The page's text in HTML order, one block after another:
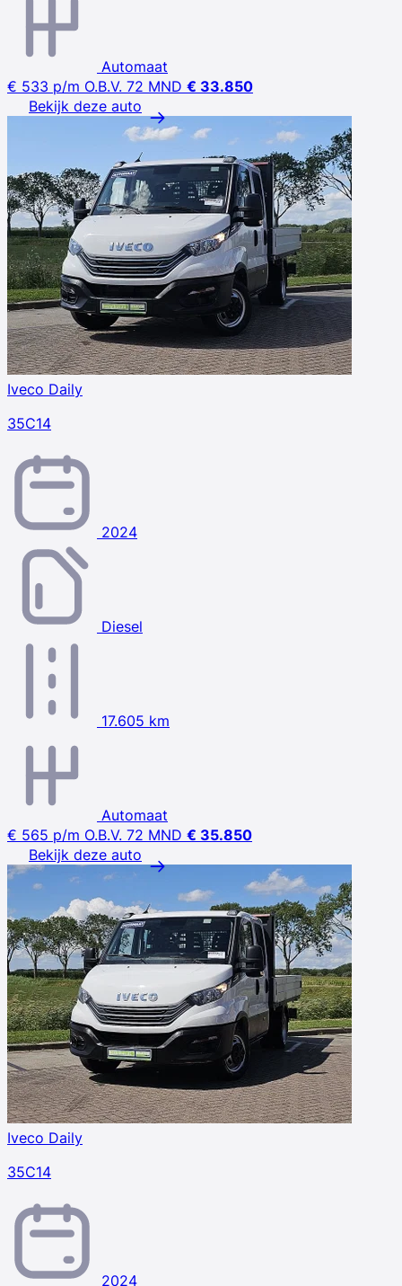
Automaat
€ 533 p/m O.B.V. 72 MND € 33.850
Bekijk deze auto
Iveco Daily
35C14
2024
Diesel
17.605 km
Automaat
€ 565 p/m O.B.V. 72 MND € 35.850
Bekijk deze auto
Iveco Daily
35C14
2024